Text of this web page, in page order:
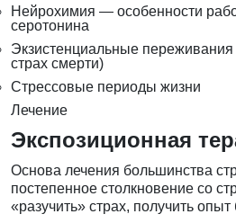
Нейрохимия — особенности
серотонина
Экзистенциальные переживания
страх смерти)
Стрессовые периоды жизни
Лечение
Экспозиционная
Основа лечения большинства
постепенное столкновение со
«разучить» страх, получить опыт